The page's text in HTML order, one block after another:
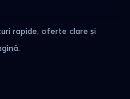
rapide, oferte clare și